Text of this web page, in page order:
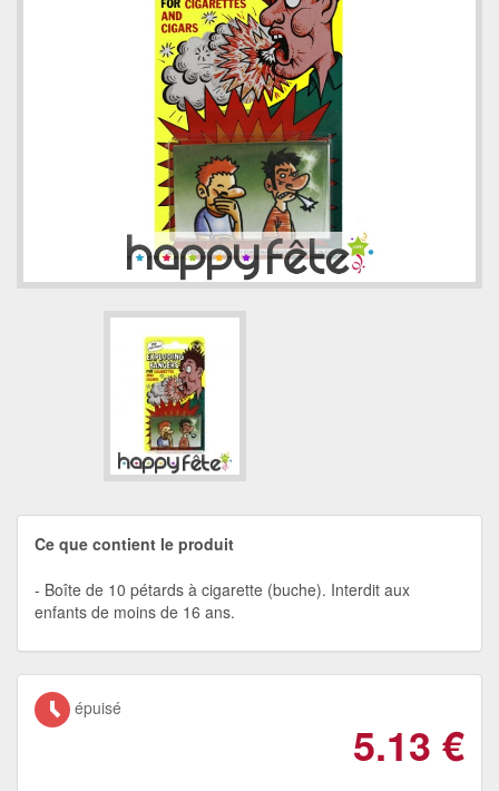
Ce que contient le produit
Boîte de 10 pétards à cigarette (buche). Interdit aux
enfants de moins de 16 ans.
épuisé
5.13 €